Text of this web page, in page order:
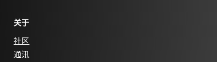
关于
社区
通讯